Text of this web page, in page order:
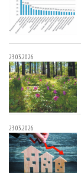
23.03.2026
23.03.2026